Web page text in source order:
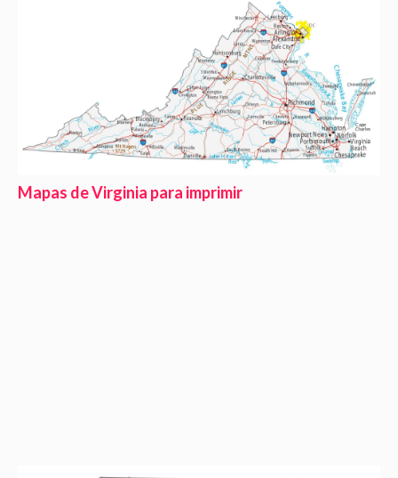
Mapas de Virginia para imprimir